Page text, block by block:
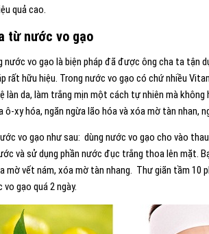
quả cao.
từ nước vo gạo
nước vo gạo là biện pháp đã được ông cha ta tận
rất hữu hiệu. Trong nước vo gạo có chứ nhiều
làn da, làm trắng mịn một cách tự nhiên mà
ô-xy hóa, ngăn ngừa lão hóa và xóa mờ tàn nhan,
vo gạo như sau: dùng nước vo gạo cho vào
và sử dụng phần nước đục trắng thoa lên mặt.
mờ vết nám, xóa mờ tàn nhang. Thư giãn tầm 10
gạo quá 2 ngày.